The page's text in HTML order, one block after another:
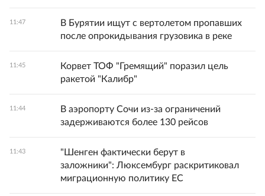
11:47
В Бурятии ищут с вертолетом пропавших
после опрокидывания грузовика в реке
11:45
Корвет ТОФ "Гремящий" поразил цель
ракетой "Калибр"
11:44
В аэропорту Сочи из-за ограничений
задерживаются более 130 рейсов
11:43
"Шенген фактически берут в
заложники": Люксембург раскритиковал
миграционную политику ЕС